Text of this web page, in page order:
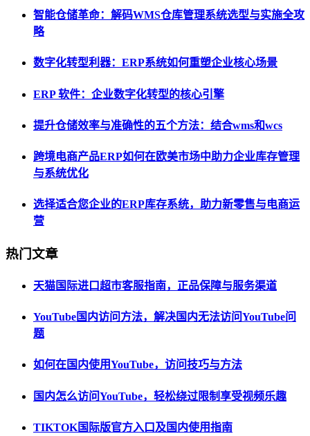
智能仓储革命：解码WMS仓库管理系统选型与实施全攻
略
数字化转型利器：ERP系统如何重塑企业核心场景
ERP 软件：企业数字化转型的核心引擎
提升仓储效率与准确性的五个方法：结合wms和wcs
跨境电商产品ERP如何在欧美市场中助力企业库存管理
与系统优化
选择适合您企业的ERP库存系统，助力新零售与电商运
营
热门文章
天猫国际进口超市客服指南，正品保障与服务渠道
YouTube国内访问方法，解决国内无法访问YouTube问
题
如何在国内使用YouTube，访问技巧与方法
国内怎么访问YouTube，轻松绕过限制享受视频乐趣
TIKTOK国际版官方入口及国内使用指南